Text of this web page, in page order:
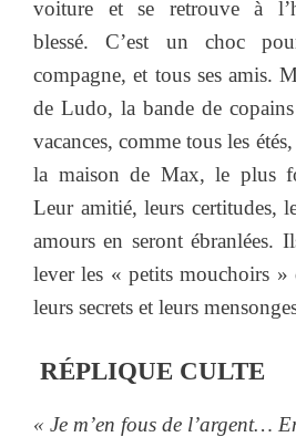
voiture et se retrouve à
blessé. C’est un choc
compagne, et tous ses amis.
de Ludo, la bande de
vacances, comme tous les
la maison de Max, le plus
Leur amitié, leurs certitudes,
amours en seront ébranlées.
lever les « petits mouchoirs »
leurs secrets et leurs
RÉPLIQUE CULTE
« Je m’en fous de l’argent…